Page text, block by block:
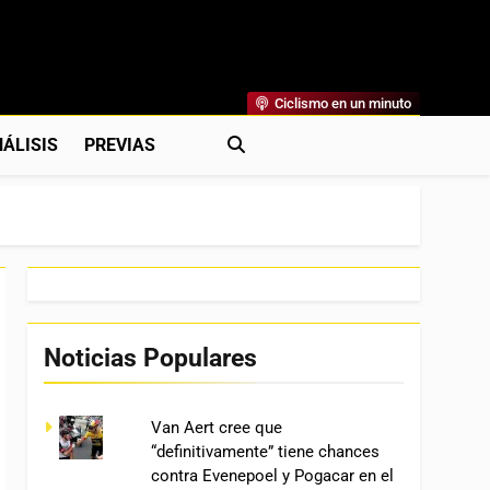
Previas Y Más. La Web Ciclista De Referencia.
Ciclismo en un minuto
PREVIAS
Noticias Populares
Van Aert cree que
“definitivamente” tiene chances
contra Evenepoel y Pogacar en el